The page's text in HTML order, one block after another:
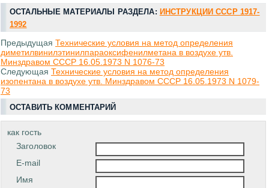
ОСТАЛЬНЫЕ МАТЕРИАЛЫ РАЗДЕЛА: ИНСТРУКЦИИ СССР 1917-
1992
Предыдущая Технические условия на метод определения
диметилвинилэтинилпараоксифенилметана в воздухе утв.
Минздравом СССР 16.05.1973 N 1076-73
Следующая Технические условия на метод определения
изопентана в воздухе утв. Минздравом СССР 16.05.1973 N 1079-
73
ОСТАВИТЬ КОММЕНТАРИЙ
как гость
Заголовок
E-mail
Имя